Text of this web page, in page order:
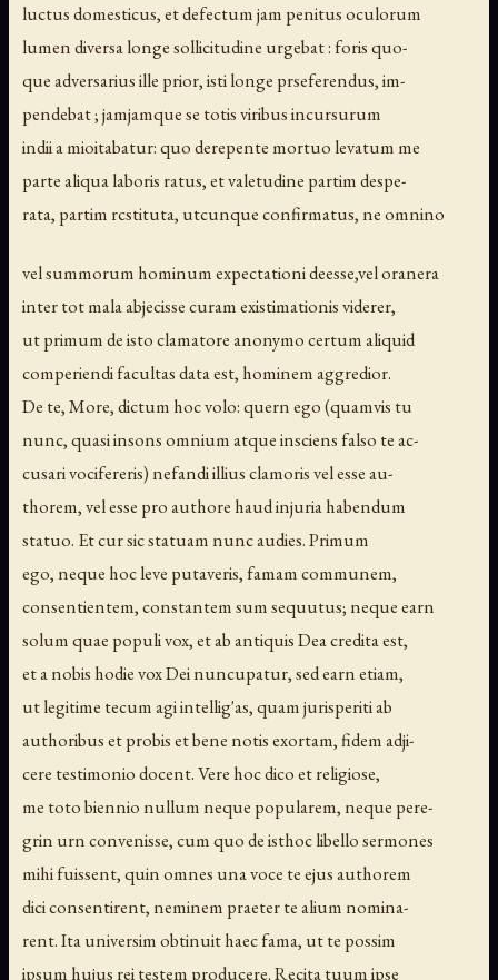
luctus domesticus, et defectum jam penitus oculorum
lumen diversa longe sollicitudine urgebat : foris quo-
que adversarius ille prior, isti longe prseferendus, im-
pendebat ; jamjamque se totis viribus incursurum
indii a mioitabatur: quo derepente mortuo levatum me
parte aliqua laboris ratus, et valetudine partim despe-
rata, partim rcstituta, utcunque confirmatus, ne omnino
vel summorum hominum expectationi deesse,vel oranera
inter tot mala abjecisse curam existimationis viderer,
ut primum de isto clamatore anonymo certum aliquid
comperiendi facultas data est, hominem aggredior.
De te, More, dictum hoc volo: quern ego (quamvis tu
nunc, quasi insons omnium atque insciens falso te ac-
cusari vocifereris) nefandi illius clamoris vel esse au-
thorem, vel esse pro authore haud injuria habendum
statuo. Et cur sic statuam nunc audies. Primum
ego, neque hoc leve putaveris, famam communem,
consentientem, constantem sum sequutus; neque earn
solum quae populi vox, et ab antiquis Dea credita est,
et a nobis hodie vox Dei nuncupatur, sed earn etiam,
ut legitime tecum agi intellig'as, quam jurisperiti ab
authoribus et probis et bene notis exortam, fidem adji-
cere testimonio docent. Vere hoc dico et religiose,
me toto biennio nullum neque popularem, neque pere-
grin urn convenisse, cum quo de isthoc libello sermones
mihi fuissent, quin omnes una voce te ejus authorem
dici consentirent, neminem praeter te alium nomina-
rent. Ita universim obtinuit haec fama, ut te possim
ipsum hujus rei testem producere. Recita tuum ipse